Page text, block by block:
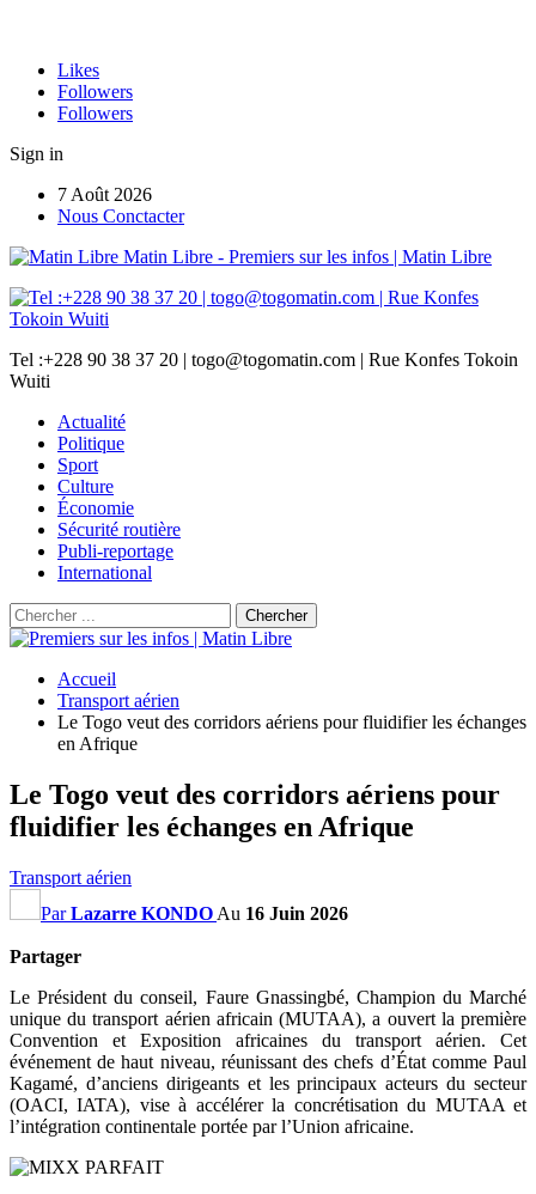
Likes
Followers
Followers
Sign in
7 Août 2026
Nous Conctacter
Matin Libre - Premiers sur les infos | Matin Libre
Tel :+228 90 38 37 20 | togo@togomatin.com | Rue Konfes Tokoin
Wuiti
Actualité
Politique
Sport
Culture
Économie
Sécurité routière
Publi-reportage
International
Accueil
Transport aérien
Le Togo veut des corridors aériens pour fluidifier les échanges
en Afrique
Le Togo veut des corridors aériens pour
fluidifier les échanges en Afrique
Transport aérien
ParLazarre KONDO Au 16 Juin 2026
Partager
Le Président du conseil, Faure Gnassingbé, Champion du Marché
unique du transport aérien africain (MUTAA), a ouvert la première
Convention et Exposition africaines du transport aérien. Cet
événement de haut niveau, réunissant des chefs d’État comme Paul
Kagamé, d’anciens dirigeants et les principaux acteurs du secteur
(OACI, IATA), vise à accélérer la concrétisation du MUTAA et
l’intégration continentale portée par l’Union africaine.